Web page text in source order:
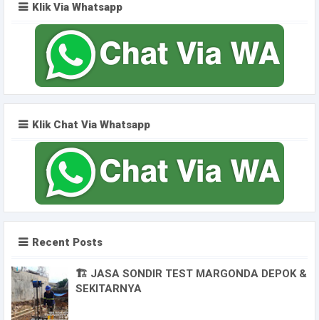
Klik Via Whatsapp
Klik Chat Via Whatsapp
Recent Posts
🏗️ JASA SONDIR TEST MARGONDA DEPOK &
SEKITARNYA